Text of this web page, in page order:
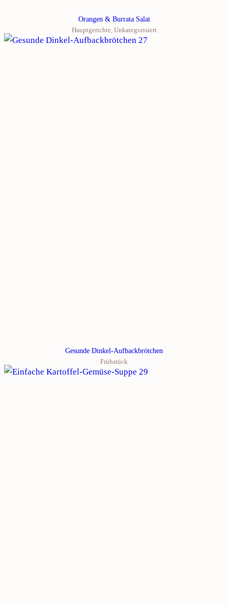
Orangen & Burrata Salat
Hauptgerichte, Unkategorisiert
Gesunde Dinkel-Aufbackbrötchen
Frühstück